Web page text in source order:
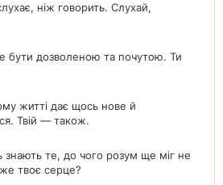
ніж говорить. Слухай,
бути дозволеною та почутою. Ти
житті дає щось нове й
Твій — також.
знають те, до чого розум ще міг не
твоє серце?